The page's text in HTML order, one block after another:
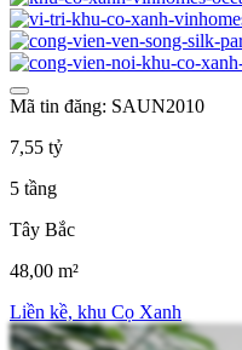
Mã tin đăng: SAUN2010
7,55 tỷ
5 tầng
Tây Bắc
48,00 m²
Liền kề, khu Cọ Xanh